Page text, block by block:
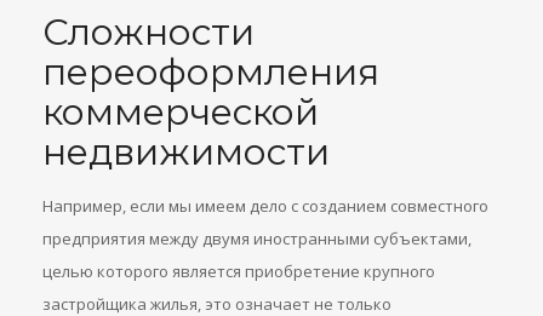
Сложности
переоформления
коммерческой
недвижимости
Например, если мы имеем дело с созданием совместного
предприятия между двумя иностранными субъектами,
целью которого является приобретение крупного
застройщика жилья, это означает не только